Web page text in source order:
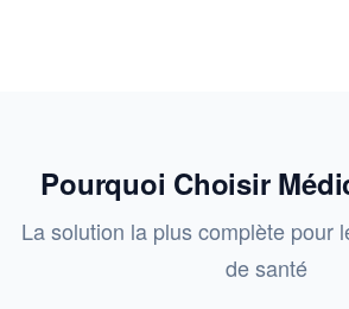
Pourquoi Choisir
La solution la plus complète pour
de santé